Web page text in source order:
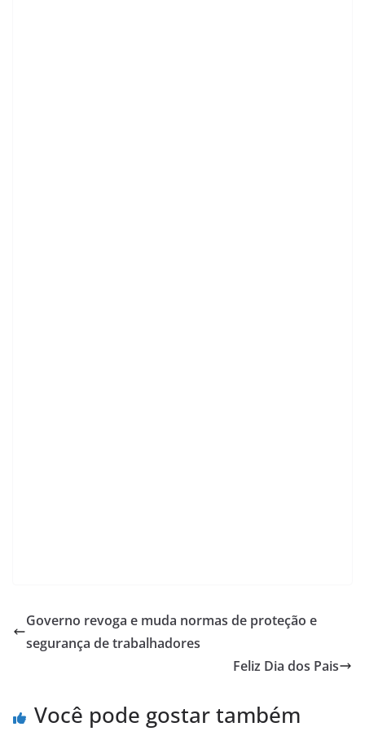
Governo revoga e muda normas de proteção e
segurança de trabalhadores
Feliz Dia dos Pais
Você pode gostar também